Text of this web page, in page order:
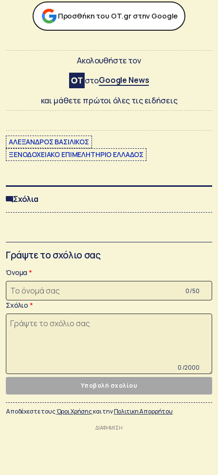
Προσθήκη του ΟΤ.gr στην Google
Ακολουθήστε τον
στοGoogle News
και μάθετε πρώτοι όλες τις ειδήσεις
ΑΛΕΞΑΝΔΡΟΣ ΒΑΣΙΛΙΚΟΣ
ΞΕΝΟΔΟΧΕΙΑΚΟ ΕΠΙΜΕΛΗΤΗΡΙΟ ΕΛΛΑΔΟΣ
Σχόλια
Γράψτε το σχόλιο σας
Όνομα
0 /50
Σχόλιο
0 /2000
Υποβολή σχολίου
Αποδέχεστε τουςΌροι Χρήσηςκαι τηνΠολιτικη Απορρήτου